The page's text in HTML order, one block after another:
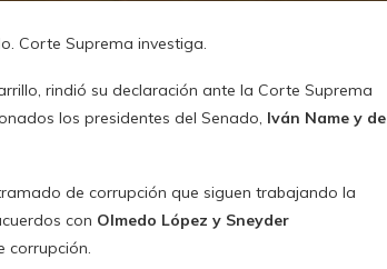
Corte Suprema investiga.
rindió su declaración ante la Corte Suprema
los presidentes del Senado, Iván Name y de
de corrupción que siguen trabajando la
con Olmedo López y Sneyder
corrupción.